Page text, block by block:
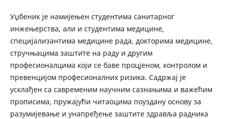
Уџбеник је намијењен студентима санитарног
инжењерства, али и студентима медицине,
специјализантима медицине рада, докторима медицине,
стручњацима заштите на раду и другим
професионалцима који се баве процјеном, контролом и
превенцијом професионалних ризика. Садржај је
усклађен са савременим научним сазнањима и важећим
прописима, пружајући читаоцима поуздану основу за
разумијевање и унапређење заштите здравља радника